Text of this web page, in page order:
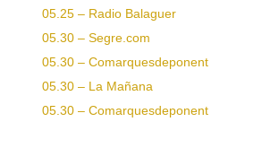
05.25 – Radio Balaguer
05.30 – Segre.com
05.30 – Comarquesdeponent
05.30 – La Mañana
05.30 – Comarquesdeponent